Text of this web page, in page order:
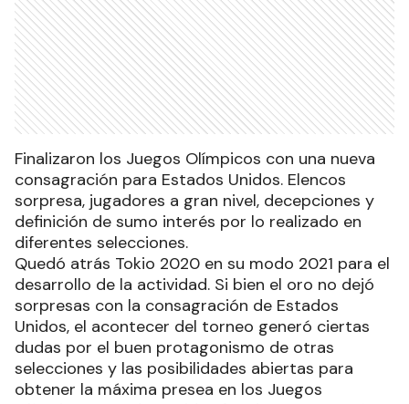
Finalizaron los Juegos Olímpicos con una nueva
consagración para Estados Unidos. Elencos
sorpresa, jugadores a gran nivel, decepciones y
definición de sumo interés por lo realizado en
diferentes selecciones.
Quedó atrás Tokio 2020 en su modo 2021 para el
desarrollo de la actividad. Si bien el oro no dejó
sorpresas con la consagración de Estados
Unidos, el acontecer del torneo generó ciertas
dudas por el buen protagonismo de otras
selecciones y las posibilidades abiertas para
obtener la máxima presea en los Juegos